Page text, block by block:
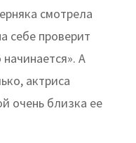
смотрела
себе проверит
А
актриса
очень близка ее